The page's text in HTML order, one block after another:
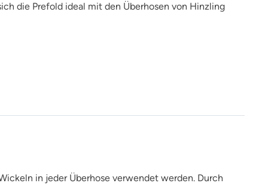
die Prefold ideal mit den Überhosen von Hinzling
in jeder Überhose verwendet werden. Durch